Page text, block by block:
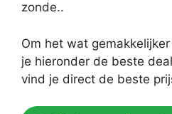
zonde..
Om het wat
je hieronder de beste
vind je direct de beste